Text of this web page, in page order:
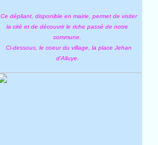
Ce dépliant, disponible en mairie, permet de visiter
la cité et de découvrir le riche passé de notre
commune.
Ci-dessous, le coeur du village, la place Jehan
d'Alluye.